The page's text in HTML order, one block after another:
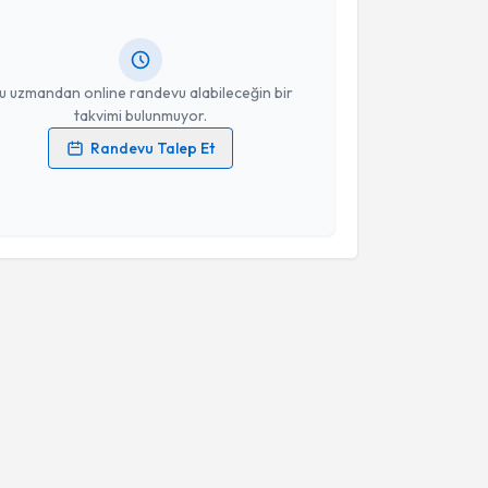
uzmandan online randevu alabileceğin bir
takvimi bulunmuyor.
Randevu Talep Et
verilerimin işlenmesine ilişkinAydınlatma Metni